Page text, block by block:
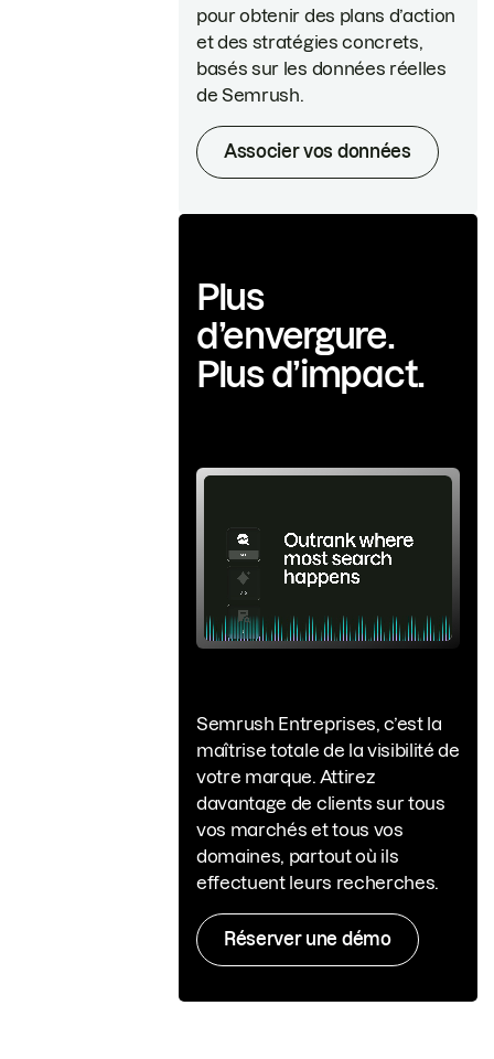
pour obtenir des plans d’action
et des stratégies concrets,
basés sur les données réelles
de Semrush.
Associer vos données
Plus
d’envergure.
Plus d’impact.
Semrush Entreprises, c’est la
maîtrise totale de la visibilité de
votre marque. Attirez
davantage de clients sur tous
vos marchés et tous vos
domaines, partout où ils
effectuent leurs recherches.
Réserver une démo